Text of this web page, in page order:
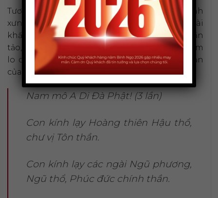
Tương tự, bài văn khấn giỗ mẹ
sẽ dùng các danh
xưng như “Hiển tỷ”, “vong mẫu”. Nội dung bài
khấn thường gợi lên hình ảnh người mẹ tần
tảo, hy sinh, luôn yêu thương, bao bọc và chăm
lo cho gia đình, thể hiện lòng biết ơn vô hạn
của con cháu đối với công đức của mẹ.
Nam mô A Di Đà Phật! (3 lần)
Con kính lạy Hoàng thiên Hậu thổ,
chư vị Tôn thần.
Con kính lạy các ngài Ngũ phương,
Ngũ thổ, Phúc đức chính thần.